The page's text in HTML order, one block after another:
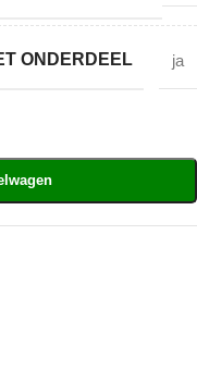
ONDERDEEL ja